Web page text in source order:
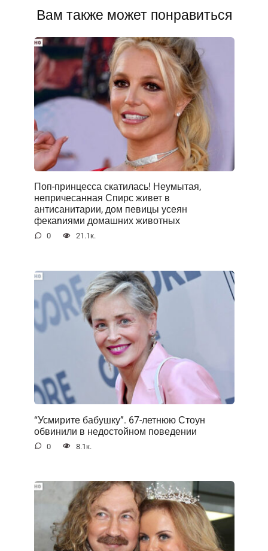
Вам также может понравиться
Поп-принцесса скатилась! Неумытая,
непричесанная Спирс живет в
антисанитарии, дом певицы усеян
фекаnиями домашних животных
0 21.1к.
“Усмирите бабушку”. 67-летнюю Стоун
обвинили в недостойном поведении
0 8.1к.